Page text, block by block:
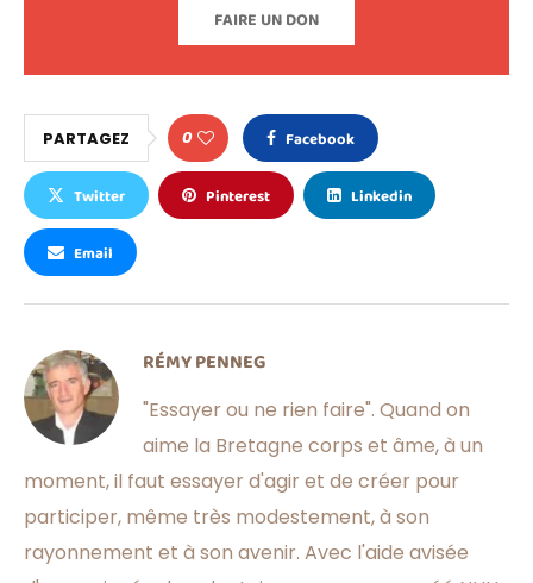
FAIRE UN DON
PARTAGEZ 0 Facebook
Twitter Pinterest Linkedin
Email
RÉMY PENNEG
"Essayer ou ne rien faire". Quand on
aime la Bretagne corps et âme, à un
moment, il faut essayer d'agir et de créer pour
participer, même très modestement, à son
rayonnement et à son avenir. Avec l'aide avisée